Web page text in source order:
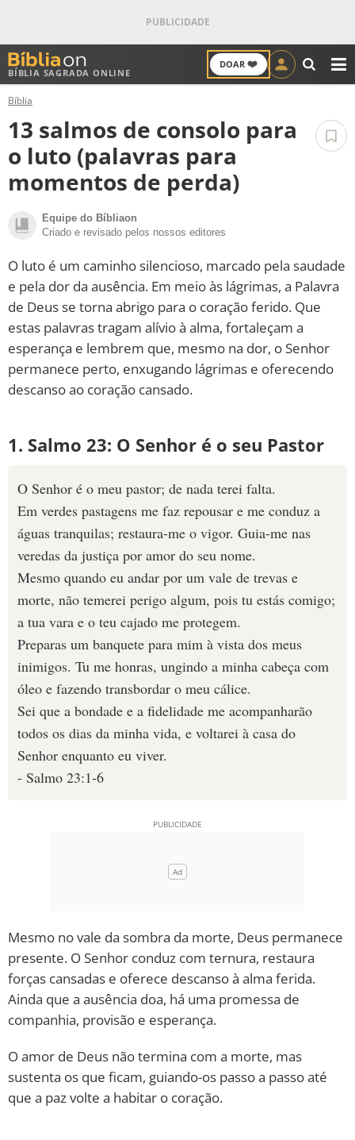
BÍBLIA SAGRADA ONLINE
DOAR ❤️
ANTIGO TESTAMENTO
NOVO TESTAMENTO
VERSÍCULOS
VERSÍCULO DO DIA
PALAVRA DO DIA
SALMO DO DIA
DEVOCIONAL DIÁRIO
10 MANDAMENTOS
TEMAS
PERGUNTE À BÍBLIA
TERMO BÍBLICO
QUEM SOMOS
LOJA BÍBLIAON
Bíblia
13 salmos de consolo para
o luto (palavras para
momentos de perda)
Equipe do Bíbliaon
Criado e revisado pelos nossos editores
O luto é um caminho silencioso, marcado pela saudade
e pela dor da ausência. Em meio às lágrimas, a Palavra
de Deus se torna abrigo para o coração ferido. Que
estas palavras tragam alívio à alma, fortaleçam a
esperança e lembrem que, mesmo na dor, o Senhor
permanece perto, enxugando lágrimas e oferecendo
descanso ao coração cansado.
1. Salmo 23: O Senhor é o seu Pastor
O Senhor é o meu pastor; de nada terei falta.
Em verdes pastagens me faz repousar e me conduz a
águas tranquilas; restaura-me o vigor. Guia-me nas
veredas da justiça por amor do seu nome.
Mesmo quando eu andar por um vale de trevas e
morte, não temerei perigo algum, pois tu estás comigo;
a tua vara e o teu cajado me protegem.
Preparas um banquete para mim à vista dos meus
inimigos. Tu me honras, ungindo a minha cabeça com
óleo e fazendo transbordar o meu cálice.
Sei que a bondade e a fidelidade me acompanharão
todos os dias da minha vida, e voltarei à casa do
Senhor enquanto eu viver.
- Salmo 23:1-6
Mesmo no vale da sombra da morte, Deus permanece
presente. O Senhor conduz com ternura, restaura
forças cansadas e oferece descanso à alma ferida.
Ainda que a ausência doa, há uma promessa de
companhia, provisão e esperança.
O amor de Deus não termina com a morte, mas
sustenta os que ficam, guiando-os passo a passo até
que a paz volte a habitar o coração.